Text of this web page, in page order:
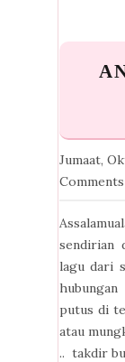
Jumaat,
Comments
sendirian
lagu dari
putus di
atau
.. takdir